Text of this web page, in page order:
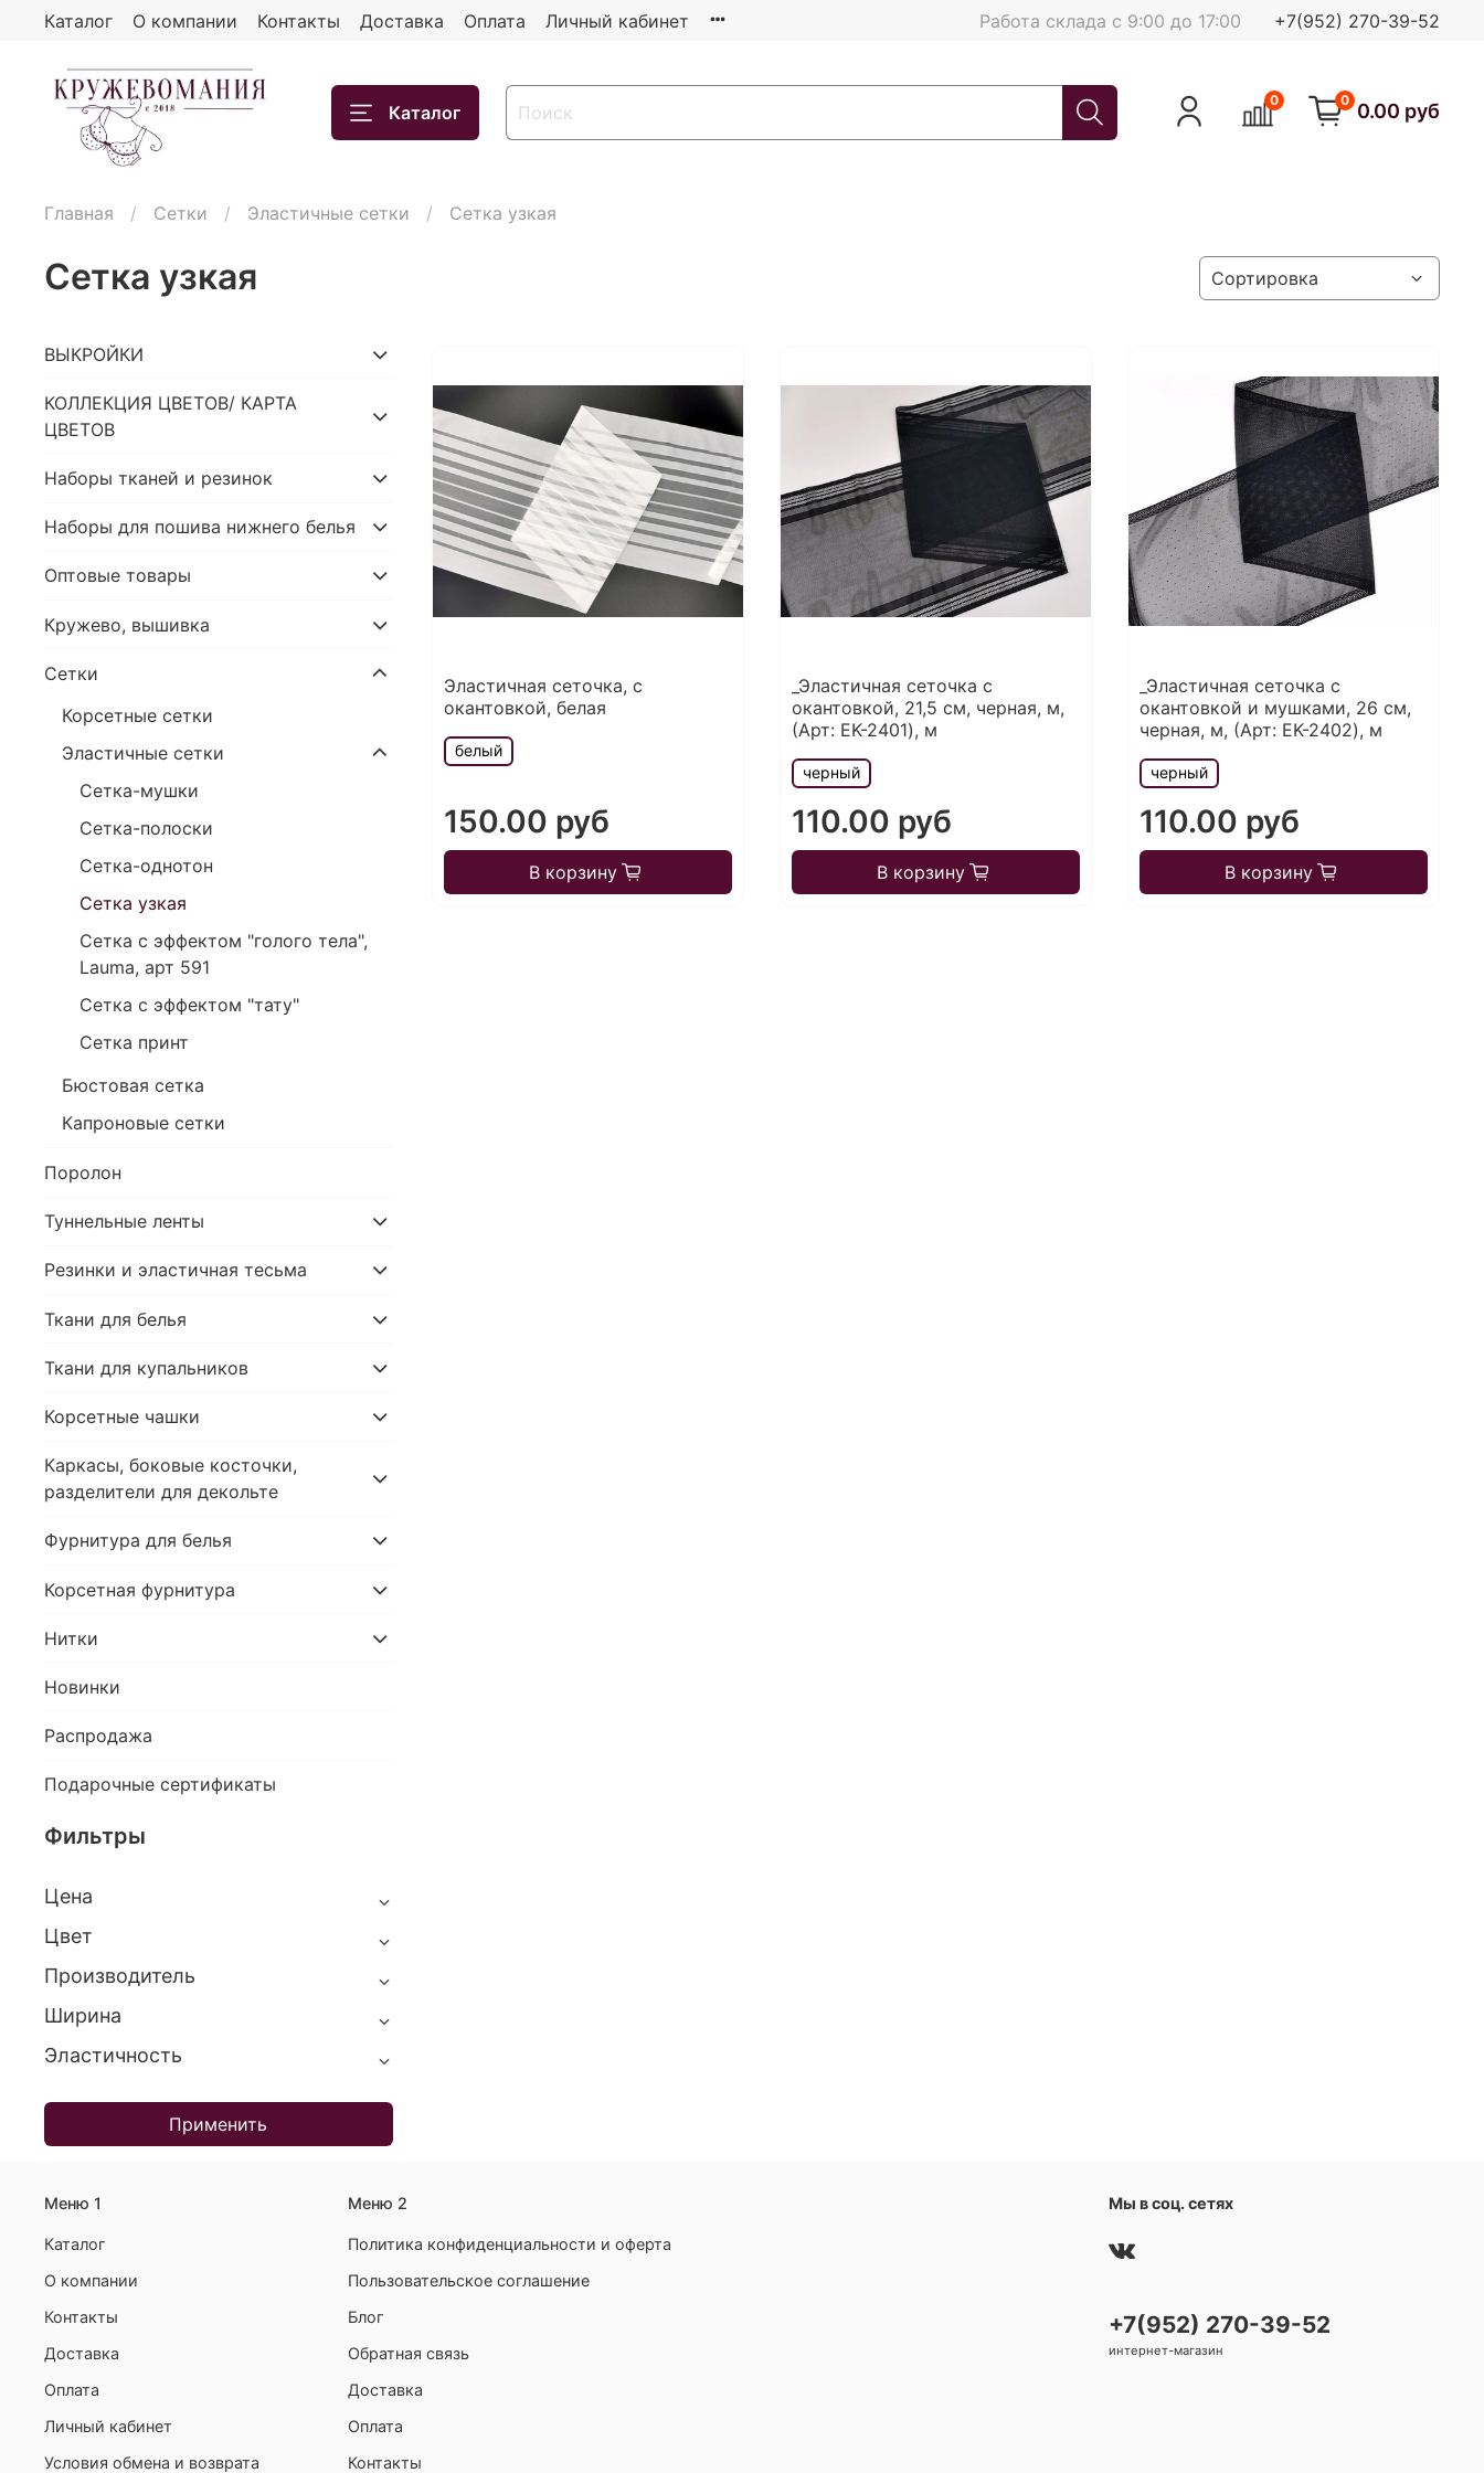
Каталог О компании Контакты Доставка Оплата Личный кабинет Работа склада с 9:00 до 17:00 +7(952) 270-39-52
Каталог
0 0 0.00 руб
Главная Сетки Эластичные сетки Сетка узкая
Сетка узкая
Эластичная сеточка, с
окантовкой, белая
белый
150.00 руб
В корзину
_Эластичная сеточка с
окантовкой, 21,5 см, черная, м,
(Арт: EK-2401), м
черный
110.00 руб
В корзину
_Эластичная сеточка с
окантовкой и мушками, 26 см,
черная, м, (Арт: EK-2402), м
черный
110.00 руб
В корзину
ВЫКРОЙКИ
КОЛЛЕКЦИЯ ЦВЕТОВ/ КАРТА
ЦВЕТОВ
Наборы тканей и резинок
Наборы для пошива нижнего белья
Оптовые товары
Кружево, вышивка
Сетки
Корсетные сетки
Эластичные сетки
Сетка-мушки
Сетка-полоски
Сетка-однотон
Сетка узкая
Сетка с эффектом "голого тела",
Lauma, арт 591
Сетка с эффектом "тату"
Сетка принт
Бюстовая сетка
Капроновые сетки
Поролон
Туннельные ленты
Резинки и эластичная тесьма
Ткани для белья
Ткани для купальников
Корсетные чашки
Каркасы, боковые косточки,
разделители для декольте
Фурнитура для белья
Корсетная фурнитура
Нитки
Новинки
Распродажа
Подарочные сертификаты
Фильтры
Цена
Цвет
Производитель
Ширина
Эластичность
Применить
Меню 1
Каталог
О компании
Контакты
Доставка
Оплата
Личный кабинет
Условия обмена и возврата
Меню 2
Политика конфиденциальности и оферта
Пользовательское соглашение
Блог
Обратная связь
Доставка
Оплата
Контакты
Мы в соц. сетях
+7(952) 270-39-52
интернет-магазин